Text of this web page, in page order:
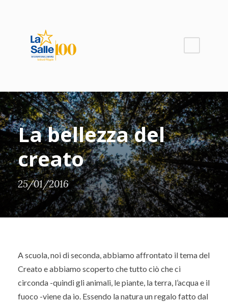
La bellezza del
creato
25/01/2016
A scuola, noi di seconda, abbiamo affrontato il tema del
Creato e abbiamo scoperto che tutto ciò che ci
circonda -quindi gli animali, le piante, la terra, l’acqua e il
fuoco -viene da io. Essendo la natura un regalo fatto dal